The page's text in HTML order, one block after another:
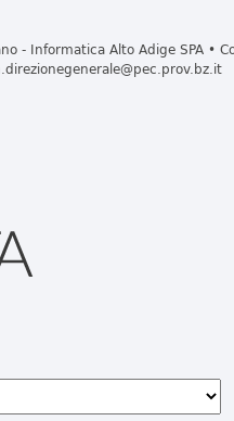
- Informatica Alto Adige SPA •